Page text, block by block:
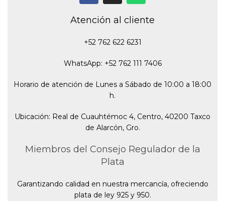
Atención al cliente
+52 762 622 6231
WhatsApp: +52 762 111 7406
Horario de atención de Lunes a Sábado de 10:00 a 18:00
h.
Ubicación: Real de Cuauhtémoc 4, Centro, 40200 Taxco
de Alarcón, Gro.
Miembros del Consejo Regulador de la
Plata
Garantizando calidad en nuestra mercancía, ofreciendo
plata de ley 925 y 950.